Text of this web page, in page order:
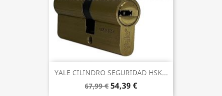
YALE CILINDRO SEGURIDAD HSK...
67,99 € 54,39 €